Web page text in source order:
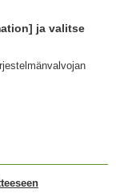
ja valitse